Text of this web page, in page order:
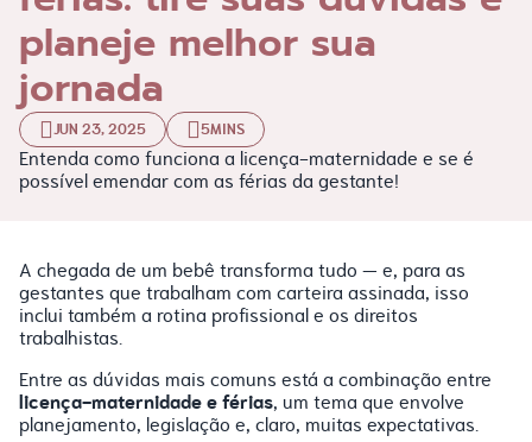
planeje melhor sua
jornada
JUN 23, 2025 5MINS
Entenda como funciona a licença-maternidade e se é
possível emendar com as férias da gestante!
A chegada de um bebê transforma tudo — e, para as
gestantes que trabalham com carteira assinada, isso
inclui também a rotina profissional e os direitos
trabalhistas.
Entre as dúvidas mais comuns está a combinação entre
licença-maternidade e férias, um tema que envolve
planejamento, legislação e, claro, muitas expectativas.